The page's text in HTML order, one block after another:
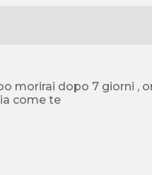
come te